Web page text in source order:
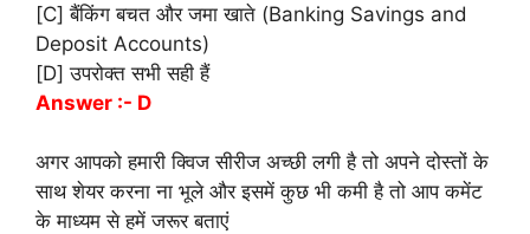
[C] बैंकिंग बचत और जमा खाते (Banking Savings and
Deposit Accounts)
[D] उपरोक्त सभी सही हैं
Answer :- D
अगर आपको हमारी क्विज सीरीज अच्छी लगी है तो अपने दोस्तों के
साथ शेयर करना ना भूले और इसमें कुछ भी कमी है तो आप कमेंट
के माध्यम से हमें जरूर बताएं